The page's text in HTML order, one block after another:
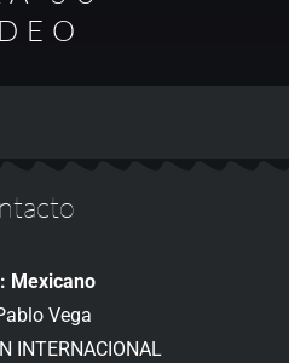
Mexicano
Vega
INTERNACIONAL